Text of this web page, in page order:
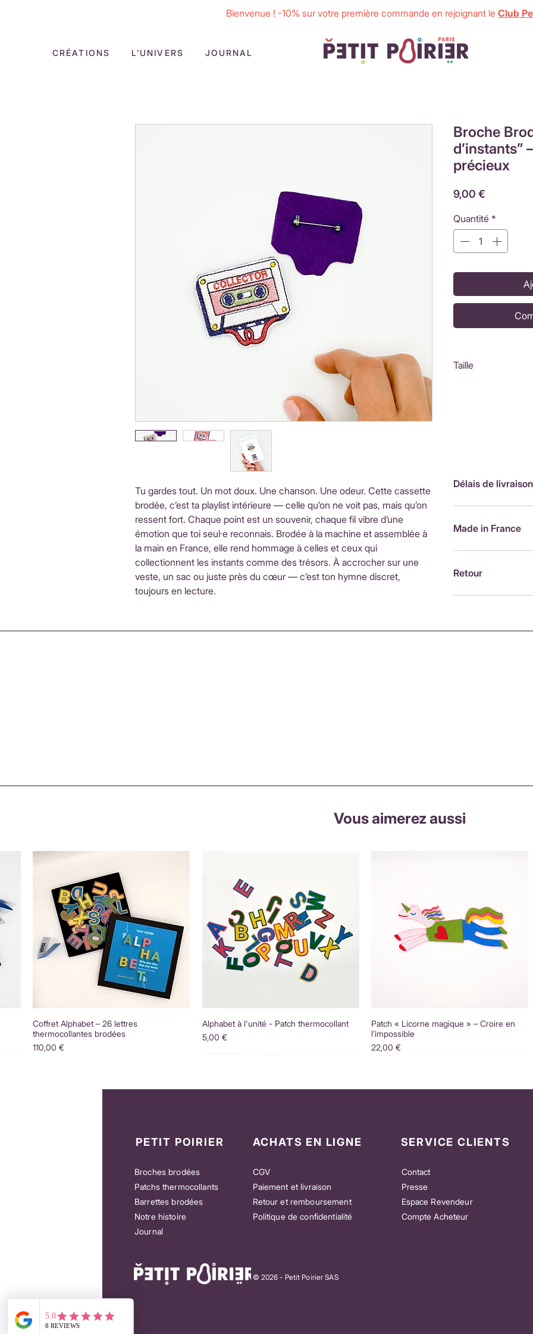
Bienvenue ! -10% sur votre première commande en rejoignant le Club
CRÉATIONS L’UNIVERS JOURNAL
Tu gardes tout. Un mot doux. Une chanson. Une odeur. Cette cassette
brodée, c’est ta playlist intérieure — celle qu’on ne voit pas, mais qu’on
ressent fort. Chaque point est un souvenir, chaque fil vibre d’une
émotion que toi seul·e reconnais. Brodée à la machine et assemblée à
la main en France, elle rend hommage à celles et ceux qui
collectionnent les instants comme des trésors. À accrocher sur une
veste, un sac ou juste près du cœur — c’est ton hymne discret,
toujours en lecture.
Broche
d’instants”
précieux
9,00 €
Quantité *
Taille
Délais de livraison
de livraison : 3,90
fonction du pays
Made in France
France, par
Retour
remboursements
Vous aimerez aussi
Coffret Alphabet – 26 lettres
thermocollantes brodées
Prix
110,00 €
Alphabet à l'unité - Patch thermocollant
Prix
5,00 €
Patch « Licorne magique » – Croire en
l’impossible
Prix
22,00 €
PETIT POIRIER
Broches brodées
Patchs thermocollants
Barrettes brodées
Notre histoire
Journal
ACHATS EN LIGNE
CGV
Paiement et livraison
Retour et remboursement
Politique de confidentialité
© 2026 - Petit Poirier SAS
SERVICE CLIENTS
Contact
Presse
Espace Revendeur
Compte Acheteur